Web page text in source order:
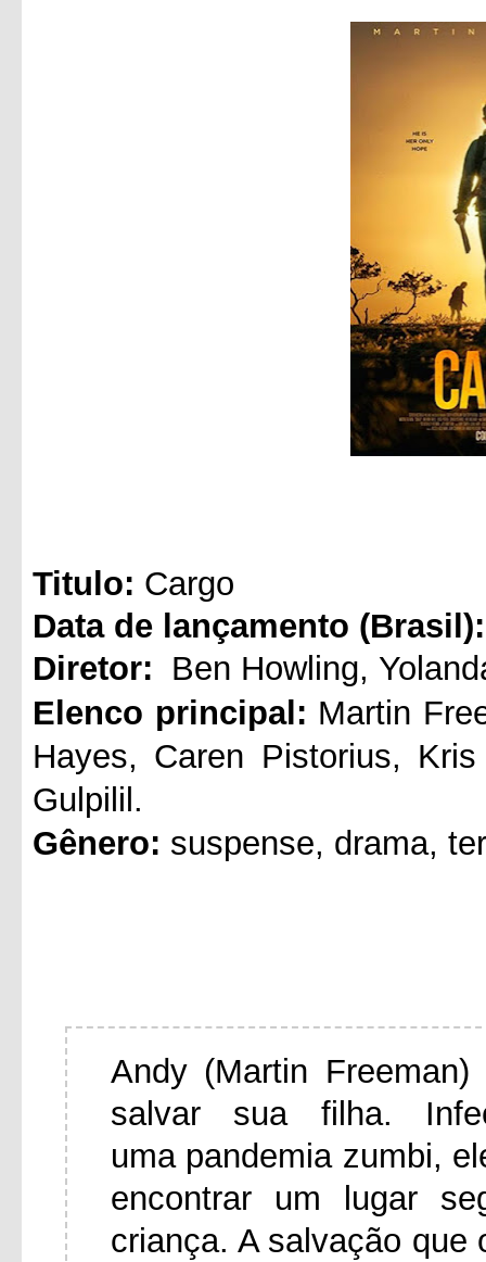
Titulo: Cargo
Data de lançamento (Brasil):
Diretor: Ben Howling,
Elenco principal: Martin
Hayes, Caren Pistorius,
Gulpilil.
Gênero: suspense, drama,
Andy (Martin
salvar sua filha.
uma pandemia zumbi,
encontrar um lugar
criança. A salvação que